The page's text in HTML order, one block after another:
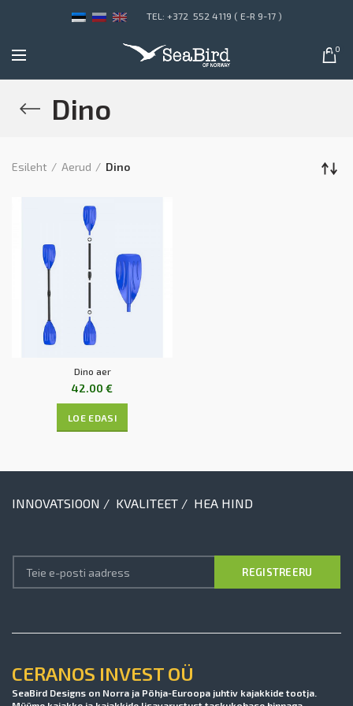
TEL: +372 552 4119 ( E-R 9-17 )
0
Dino
Esileht Aerud Dino
Dino aer
42.00 €
LOE EDASI
INNOVATSIOON / KVALITEET / HEA HIND
CERANOS INVEST OÜ
SeaBird Designs on Norra ja Põhja-Euroopa juhtiv kajakkide tootja.